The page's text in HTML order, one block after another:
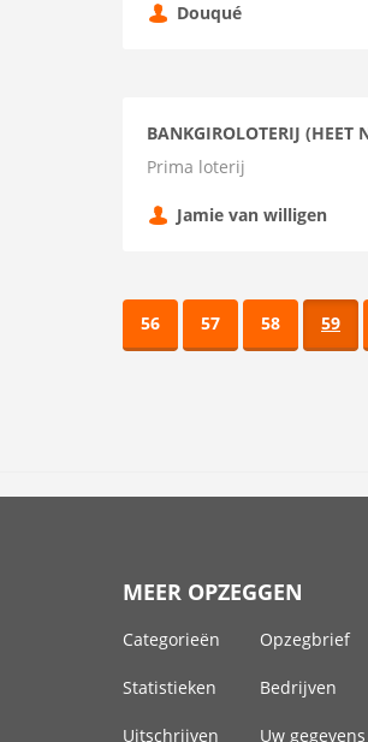
Douqué
BANKGIROLOTERIJ (HEET
Prima loterij
Jamie van willigen
56 57 58 59
MEER OPZEGGEN
Categorieën Opzegbrief
Statistieken Bedrijven
Uitschrijven Uw gegevens